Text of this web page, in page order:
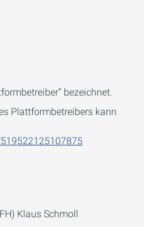
bezeichnet.
Plattformbetreibers kann
Klaus Schmoll